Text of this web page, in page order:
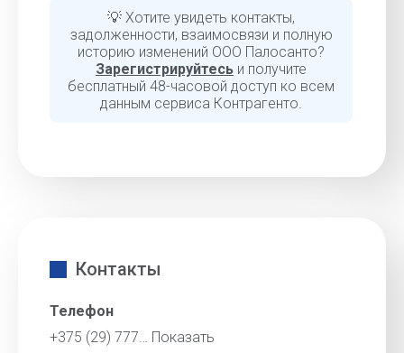
💡 Хотите увидеть контакты,
задолженности, взаимосвязи и полную
историю изменений ООО Палосанто?
Зарегистрируйтесь и получите
бесплатный 48-часовой доступ ко всем
данным сервиса Контрагенто.
Контакты
Телефон
+375 (29) 777… Показать